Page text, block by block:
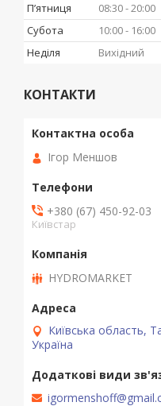
Пʼятниця
08:30 20:00
Субота
10:00
16:00
Неділя
Вихідний
КОНТАКТИ
Ігор Меншов
+380 (67) 450-92-03
Київстар
HYDROMARKET
Київська область,
Україна